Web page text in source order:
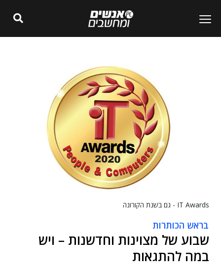
IT Awards - גם בשנת הקורונה
בראש הכותרות
שבוע של מצוינות וחדשנות – ויש
במה להתגאות